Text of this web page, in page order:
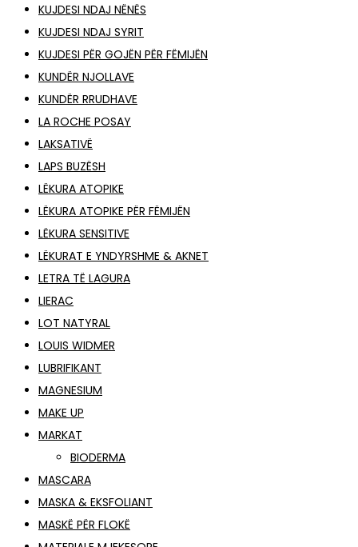
KUJDESI NDAJ NËNËS
KUJDESI NDAJ SYRIT
KUJDESI PËR GOJËN PËR FËMIJËN
KUNDËR NJOLLAVE
KUNDËR RRUDHAVE
LA ROCHE POSAY
LAKSATIVË
LAPS BUZËSH
LËKURA ATOPIKE
LËKURA ATOPIKE PËR FËMIJËN
LËKURA SENSITIVE
LËKURAT E YNDYRSHME & AKNET
LETRA TË LAGURA
LIERAC
LOT NATYRAL
LOUIS WIDMER
LUBRIFIKANT
MAGNESIUM
MAKE UP
MARKAT
BIODERMA
MASCARA
MASKA & EKSFOLIANT
MASKË PËR FLOKË